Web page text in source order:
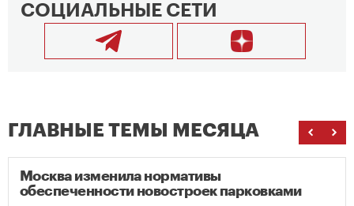
СОЦИАЛЬНЫЕ СЕТИ
ГЛАВНЫЕ ТЕМЫ МЕСЯЦА
Москва изменила нормативы
обеспеченности новостроек парковками